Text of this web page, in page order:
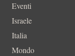
Eventi
Israele
Italia
Mondo